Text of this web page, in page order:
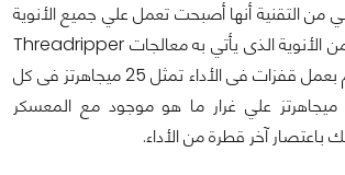
من التقنية أنها أصبحت تعمل علي جميع الأنوية
لتشمل القدر الكبير من الأنوية الذى يأتي به معالجات Threadripper
وتعمل التقنية لتقوم بعمل قفزات فى الأداء تمثل 25 ميجاهرتز فى كل
خطوة وليست 100 ميجاهرتز علي غرار ما هو موجود مع المعسكر
باعتصار آخر قطرة من الأداء.